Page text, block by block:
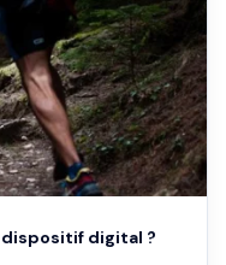
dispositif digital ?